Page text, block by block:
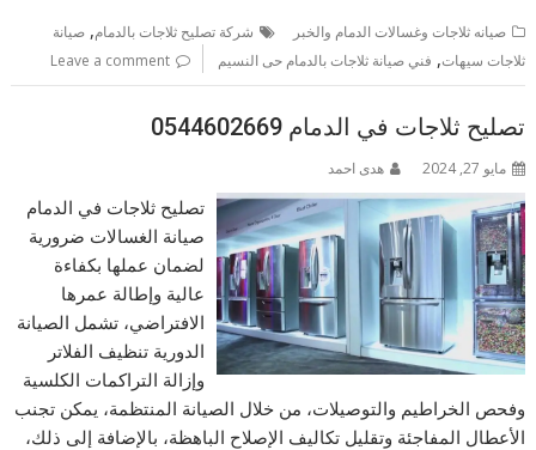
صيانه ثلاجات وغسالات الدمام والخبر شركة تصليح ثلاجات بالدمام,صيانة
ثلاجات سيهات, فني صيانة ثلاجات بالدمام حى النسيم Leave a comment
تصليح ثلاجات في الدمام 0544602669
مايو 27, 2024 هدى احمد
تصليح ثلاجات في الدمام
صيانة الغسالات ضرورية
لضمان عملها بكفاءة
عالية وإطالة عمرها
الافتراضي، تشمل الصيانة
الدورية تنظيف الفلاتر
وإزالة التراكمات الكلسية
وفحص الخراطيم والتوصيلات، من خلال الصيانة المنتظمة، يمكن تجنب
الأعطال المفاجئة وتقليل تكاليف الإصلاح الباهظة، بالإضافة إلى ذلك،